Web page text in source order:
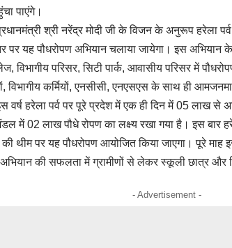
पाएंगे।
श्री नरेंद्र मोदी जी के विजन के अनुरूप हरेला
पर यह पौधरोपण अभियान चलाया जायेगा। इस अभियान के
विभागीय परिसर, सिटी पार्क, आवासीय परिसर में
विभागीय कर्मियों, एनसीसी, एनएसएस के साथ ही
वर्ष हरेला पर्व पर पूरे प्रदेश में एक ही दिन में 05 लाख
में 02 लाख पौधे रोपण का लक्ष्य रखा गया है। इस बार
थीम पर यह पौधरोपण आयोजित किया जाएगा। पूरे माह
की सफलता में ग्रामीणों से लेकर स्कूली छात्र और
- Advertisement -